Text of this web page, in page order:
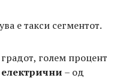
е такси сегментот.
голем процент
електрични – од